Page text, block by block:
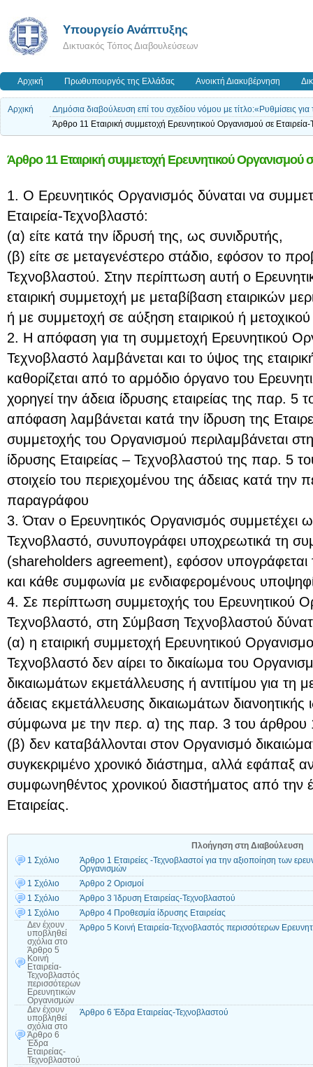
Υπουργείο Ανάπτυξης
Δικτυακός Τόπος Διαβουλεύσεων
Αρχική Πρωθυπουργός της Ελλάδας Ανοικτή Διακυβέρνηση
Αρχική
Δημόσια διαβούλευση επί του σχεδίου νόμου με τίτλο:«Ρυθμίσεις για
Άρθρο 11 Εταιρική συμμετοχή Ερευνητικού Οργανισμού σε Εταιρεία-
Άρθρο 11 Εταιρική συμμετοχή Ερευνητικού Οργανισμού
1. Ο Ερευνητικός Οργανισμός δύναται να
Εταιρεία-Τεχνοβλαστό:
(α) είτε κατά την ίδρυσή της, ως συνιδρυτής,
(β) είτε σε μεταγενέστερο στάδιο, εφόσον το
Τεχνοβλαστού. Στην περίπτωση αυτή ο
εταιρική συμμετοχή με μεταβίβαση εταιρικών
ή με συμμετοχή σε αύξηση εταιρικού ή
2. Η απόφαση για τη συμμετοχή Ερευνητικού
Τεχνοβλαστό λαμβάνεται και το ύψος της
καθορίζεται από το αρμόδιο όργανο του
χορηγεί την άδεια ίδρυσης εταιρείας της παρ.
απόφαση λαμβάνεται κατά την ίδρυση της
συμμετοχής του Οργανισμού περιλαμβάνεται
ίδρυσης Εταιρείας – Τεχνοβλαστού της παρ. 5
στοιχείο του περιεχομένου της άδειας κατά την
παραγράφου
3. Όταν ο Ερευνητικός Οργανισμός συμμετέχει
Τεχνοβλαστό, συνυπογράφει υποχρεωτικά τη
(shareholders agreement), εφόσον υπογράφεται
και κάθε συμφωνία με ενδιαφερομένους
4. Σε περίπτωση συμμετοχής του Ερευνητικού
Τεχνοβλαστό, στη Σύμβαση Τεχνοβλαστού
(α) η εταιρική συμμετοχή Ερευνητικού
Τεχνοβλαστό δεν αίρει το δικαίωμα του
δικαιωμάτων εκμετάλλευσης ή αντιτίμου για
άδειας εκμετάλλευσης δικαιωμάτων διανοητικής
σύμφωνα με την περ. α) της παρ. 3 του άρθρου
(β) δεν καταβάλλονται στον Οργανισμό
συγκεκριμένο χρονικό διάστημα, αλλά εφάπαξ
συμφωνηθέντος χρονικού διαστήματος από την
Εταιρείας.
Πλοήγηση στη Διαβούλευση
1 Σχόλιο
Άρθρο 1 Εταιρείες -Τεχνοβλαστοί για την αξιοποίηση των
Οργανισμών
1 Σχόλιο
Άρθρο 2 Ορισμοί
1 Σχόλιο
Άρθρο 3 Ίδρυση Εταιρείας-Τεχνοβλαστού
1 Σχόλιο
Άρθρο 4 Προθεσμία ίδρυσης Εταιρείας
Δεν έχουν
υποβληθεί
σχόλια στο
Άρθρο 5
Κοινή
Εταιρεία-
Τεχνοβλαστός
περισσότερων
Ερευνητικών
Οργανισμών
Άρθρο 5 Κοινή Εταιρεία-Τεχνοβλαστός περισσότερων
Δεν έχουν
υποβληθεί
σχόλια στο
Άρθρο 6
Έδρα
Εταιρείας-
Τεχνοβλαστού
Άρθρο 6 Έδρα Εταιρείας-Τεχνοβλαστού